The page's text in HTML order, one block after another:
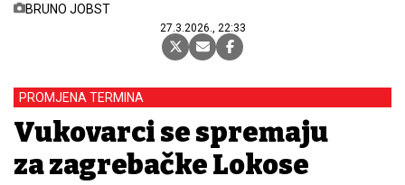
BRUNO JOBST
27.3.2026., 22:33
PROMJENA TERMINA
Vukovarci se spremaju
za zagrebačke Lokose